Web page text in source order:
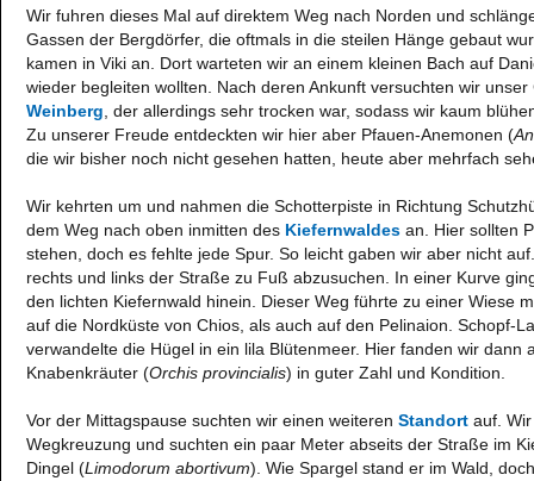
Wir fuhren dieses Mal auf direktem Weg nach Norden und
Gassen der Bergdörfer, die oftmals in die steilen Hänge gebaut
kamen in Viki an. Dort warteten wir an einem kleinen Bach auf
wieder begleiten wollten. Nach deren Ankunft versuchten wir
Weinberg , der allerdings sehr trocken war, sodass wir kaum
Zu unserer Freude entdeckten wir hier aber Pfauen-Anemonen (
die wir bisher noch nicht gesehen hatten, heute aber mehrfach
Wir kehrten um und nahmen die Schotterpiste in Richtung
dem Weg nach oben inmitten des Kiefernwaldes an. Hier sollten
stehen, doch es fehlte jede Spur. So leicht gaben wir aber nicht
rechts und links der Straße zu Fuß abzusuchen. In einer Kurve
den lichten Kiefernwald hinein. Dieser Weg führte zu einer Wiese
auf die Nordküste von Chios, als auch auf den Pelinaion. Schopf-
verwandelte die Hügel in ein lila Blütenmeer. Hier fanden wir dann
Knabenkräuter (Orchis provincialis) in guter Zahl und Kondition.
Vor der Mittagspause suchten wir einen weiteren Standort auf.
Wegkreuzung und suchten ein paar Meter abseits der Straße im
Dingel (Limodorum abortivum). Wie Spargel stand er im Wald,